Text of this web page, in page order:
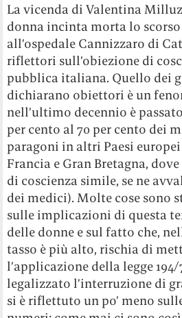
La vicenda di Valentina
donna incinta morta lo scorso
all’ospedale Cannizzaro di
riflettori sull’obiezione di
pubblica italiana. Quello dei
dichiarano obiettori è un
nell’ultimo decennio è
per cento al 70 per cento dei
paragoni in altri Paesi
Francia e Gran Bretagna,
di coscienza simile, se ne
dei medici). Molte cose sono
sulle implicazioni di questa
delle donne e sul fatto che,
tasso è più alto, rischia di
l’applicazione della legge
legalizzato l’interruzione di
si è riflettuto un po’ meno